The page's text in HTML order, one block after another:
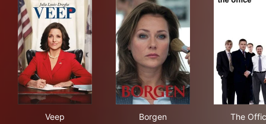
Veep Borgen The